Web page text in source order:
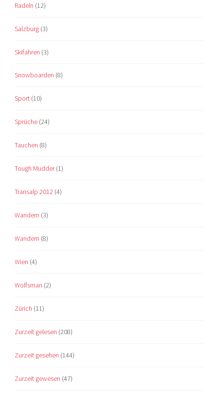
Radeln (12)
Salzburg (3)
Skifahren (3)
Snowboarden (8)
Sport (10)
Sprüche (24)
Tauchen (8)
Tough Mudder(1)
Transalp 2012 (4)
Wandern (3)
Wandern (8)
Wien (4)
Wolfsman (2)
Zürich (11)
Zurzeit gelesen (208)
Zurzeit gesehen (144)
Zurzeit gewesen (47)